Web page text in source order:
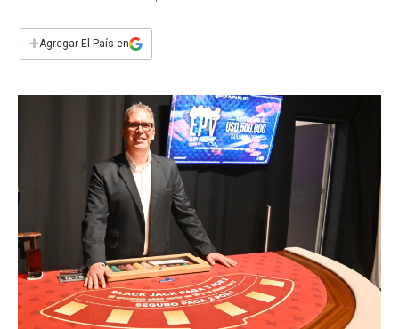
e
b
s
t
i
l
+Agregar El País en